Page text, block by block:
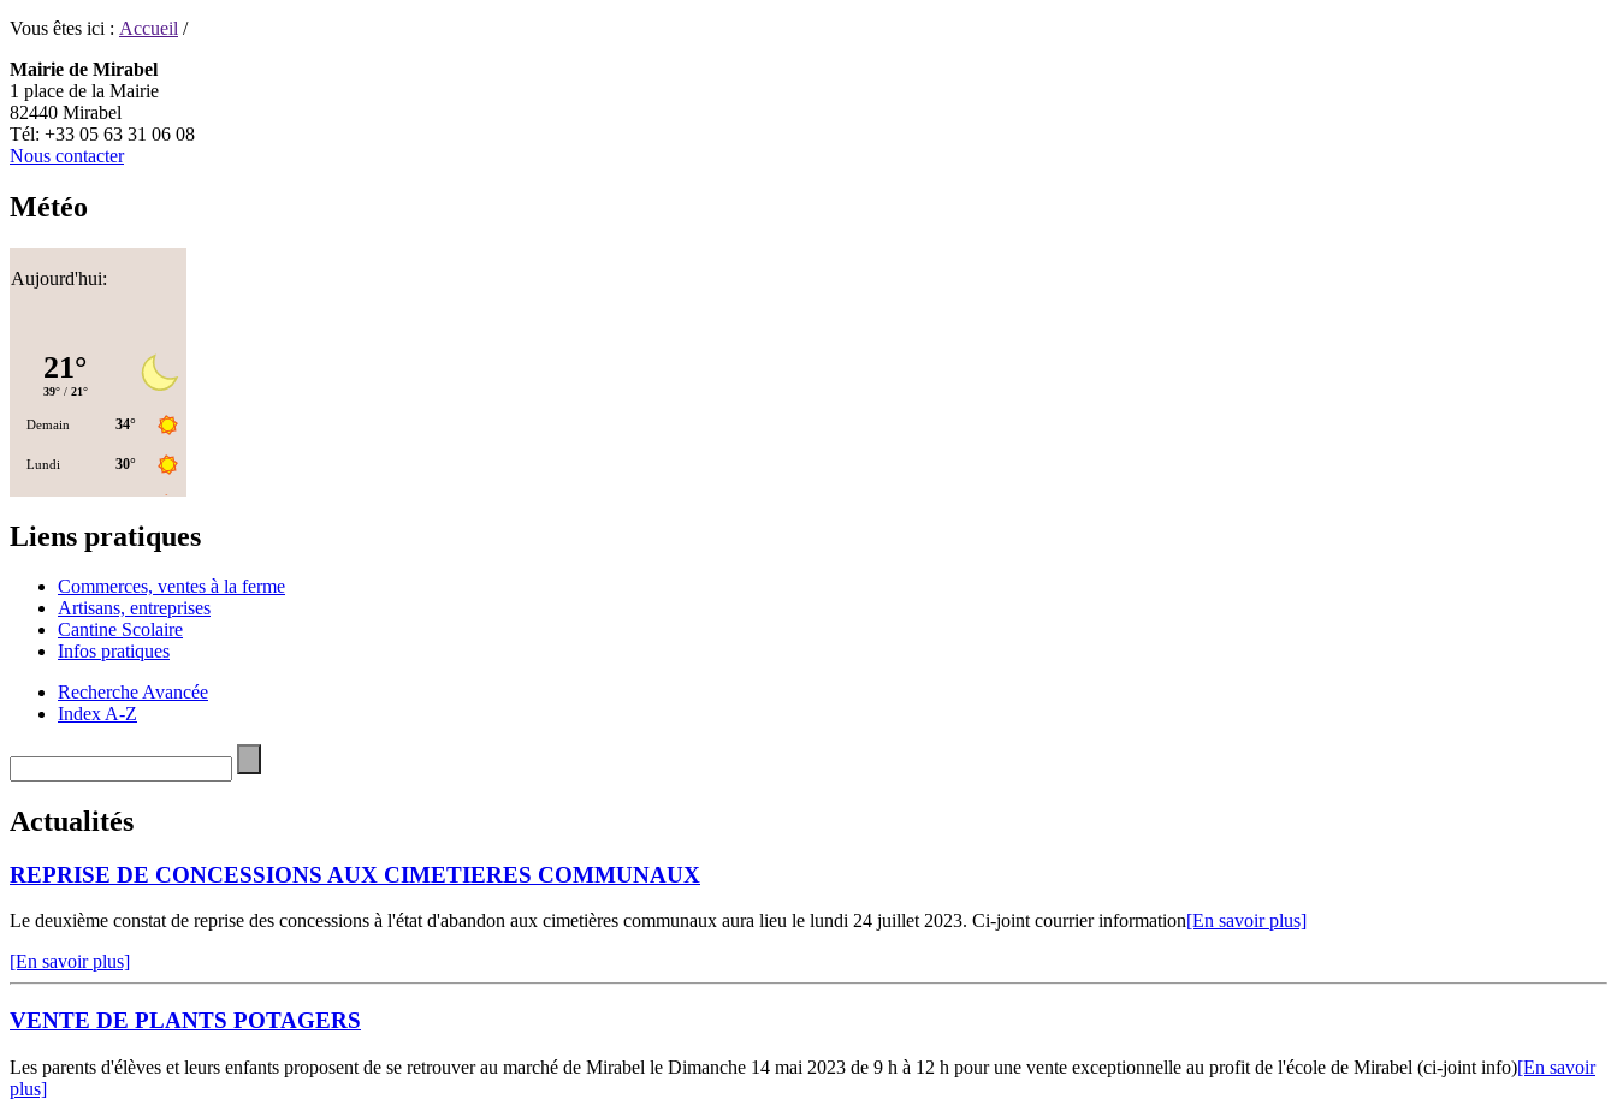
Vous êtes ici : Accueil /
Mairie de Mirabel
1 place de la Mairie
82440 Mirabel
Tél: +33 05 63 31 06 08
Nous contacter
Météo
Aujourd'hui:
Liens pratiques
Commerces, ventes à la ferme
Artisans, entreprises
Cantine Scolaire
Infos pratiques
Recherche Avancée
Index A-Z
Actualités
REPRISE DE CONCESSIONS AUX CIMETIERES COMMUNAUX
Le deuxième constat de reprise des concessions à l'état d'abandon aux cimetières communaux aura lieu le lundi 24 juillet 2023. Ci-joint courrier information[En savoir plus]
[En savoir plus]
VENTE DE PLANTS POTAGERS
Les parents d'élèves et leurs enfants proposent de se retrouver au marché de Mirabel le Dimanche 14 mai 2023 de 9 h à 12 h pour une vente exceptionnelle au profit de l'école de Mirabel (ci-joint info)[En savoir
plus]